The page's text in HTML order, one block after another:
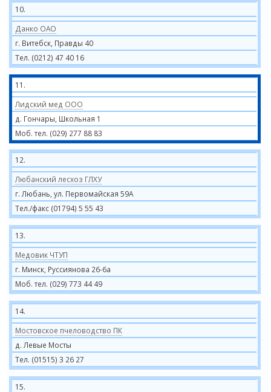
10.
Данко ОАО
г. Витебск, Правды 40
Тел. (0212) 47 40 16
11.
Лидский мед ООО
д. Гончары, Школьная 1
Моб. тел. (029) 277 88 83
12.
Любанский лесхоз ГЛХУ
г. Любань, ул. Первомайская 59А
Тел./факс (01794) 5 55 43
13.
Медовик ЧТУП
г. Минск, Руссиянова 26-6а
Моб. тел. (029) 773 44 49
14.
Мостовское пчеловодство ПК
д. Левые Мосты
Тел. (01515) 3 26 27
15.